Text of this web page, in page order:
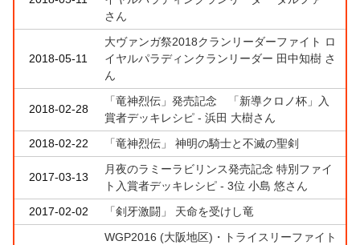
さん
2018-05-11
大ヴァンガ祭2018クランリーダーファイト ロ
イヤルパラディンクランリーダー 田中知樹 さ
ん
2018-02-28
「竜神烈伝」発売記念 「新導クロノ杯」入
賞者デッキレシピ - 浜田 大樹さん
2018-02-22
「竜神烈伝」 神明の騎士と不滅の聖剣
2017-03-13
月夜のラミーラビリンス発売記念 特別ファイ
ト入賞者デッキレシピ - 3位 小島 悠さん
2017-02-02
「剣牙激闘」 天命を受けし竜
WGP2016 (大阪地区)・トライスリーファイト